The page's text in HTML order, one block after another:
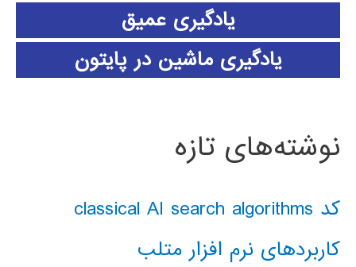
یادگیری عمیق
یادگیری ماشین در پایتون
نوشته‌های تازه
کد classical AI search algorithms
کاربردهای نرم افزار متلب